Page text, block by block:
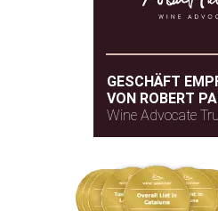
GESCHÄFT
VON ROBERT
Wine Advocate